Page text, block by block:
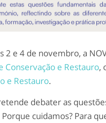
2 e 4 de novembro, a
Conservação e Restauro,
e Restauro.
debater as
cuidamos? Para